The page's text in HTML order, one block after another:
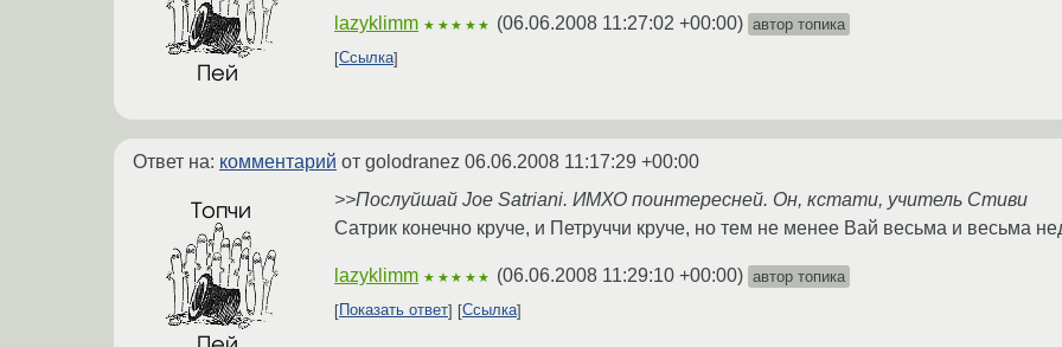
lazyklimm ★★★★★ (06.06.2008 11:27:02 +00:00) автор топика
Ссылка
Ответ на: комментарий от golodranez 06.06.2008 11:17:29 +00:00
>>Послуйшай Joe Satriani. ИМХО поинтересней. Он, кстати, учитель Стиви
Сатрик конечно круче, и Петруччи круче, но тем не менее Вай весьма и весьма
lazyklimm ★★★★★ (06.06.2008 11:29:10 +00:00) автор топика
Показать ответ
Ссылка